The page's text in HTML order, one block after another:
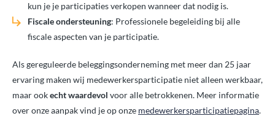
kun je je participaties verkopen wanneer dat nodig is.
Fiscale ondersteuning: Professionele begeleiding bij alle
fiscale aspecten van je participatie.
Als gereguleerde beleggingsonderneming met meer dan 25 jaar
ervaring maken wij medewerkersparticipatie niet alleen werkbaar,
maar ookecht waardevol voor alle betrokkenen. Meer informatie
over onze aanpak vind je op onze medewerkersparticipatiepagina.